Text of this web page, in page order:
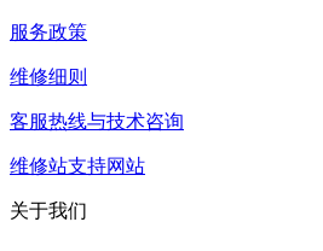
服务政策
维修细则
客服热线与技术咨询
维修站支持网站
关于我们